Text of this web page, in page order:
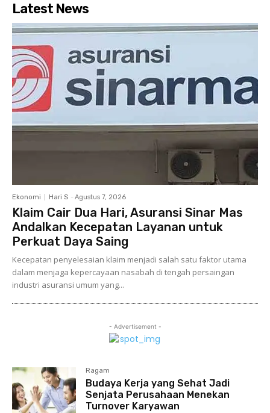
Latest News
Ekonomi Hari S - Agustus 7, 2026
Klaim Cair Dua Hari, Asuransi Sinar Mas
Andalkan Kecepatan Layanan untuk
Perkuat Daya Saing
Kecepatan penyelesaian klaim menjadi salah satu faktor utama
dalam menjaga kepercayaan nasabah di tengah persaingan
industri asuransi umum yang...
- Advertisement -
Ragam
Budaya Kerja yang Sehat Jadi
Senjata Perusahaan Menekan
Turnover Karyawan